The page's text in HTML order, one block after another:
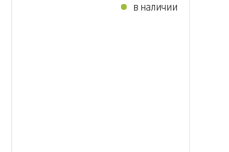
в наличии